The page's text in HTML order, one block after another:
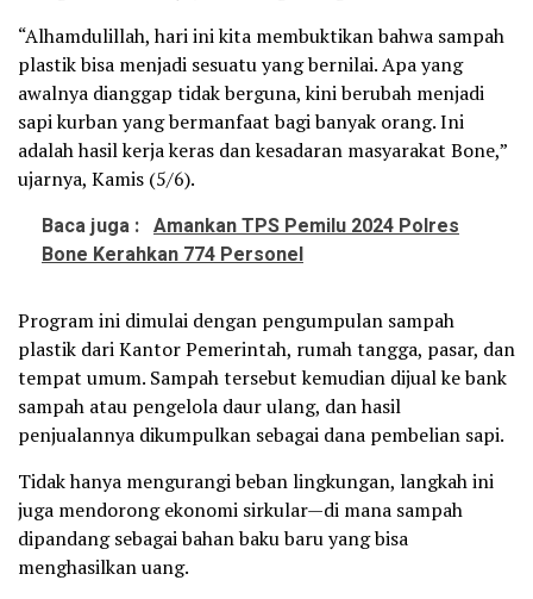
“Alhamdulillah, hari ini kita membuktikan bahwa sampah
plastik bisa menjadi sesuatu yang bernilai. Apa yang
awalnya dianggap tidak berguna, kini berubah menjadi
sapi kurban yang bermanfaat bagi banyak orang. Ini
adalah hasil kerja keras dan kesadaran masyarakat Bone,”
ujarnya, Kamis (5/6).
Baca juga : Amankan TPS Pemilu 2024 Polres
Bone Kerahkan 774 Personel
Program ini dimulai dengan pengumpulan sampah
plastik dari Kantor Pemerintah, rumah tangga, pasar, dan
tempat umum. Sampah tersebut kemudian dijual ke bank
sampah atau pengelola daur ulang, dan hasil
penjualannya dikumpulkan sebagai dana pembelian sapi.
Tidak hanya mengurangi beban lingkungan, langkah ini
juga mendorong ekonomi sirkular—di mana sampah
dipandang sebagai bahan baku baru yang bisa
menghasilkan uang.